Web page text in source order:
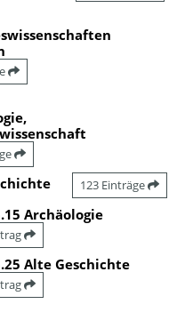
123 Einträge
Archäologie
Alte Geschichte